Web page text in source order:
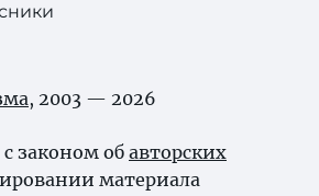
, 2003 — 2026
законом об авторских
материала